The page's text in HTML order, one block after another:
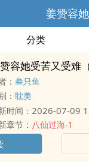
姜赞容
分类
容她受苦又受难
： 叁只鱼
： 耽美
时间： 2026-07-09
章节： 八仙过海-1